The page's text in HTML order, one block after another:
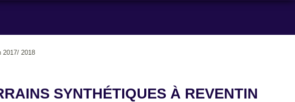
2017/ 2018
SYNTHÉTIQUES À REVENTIN